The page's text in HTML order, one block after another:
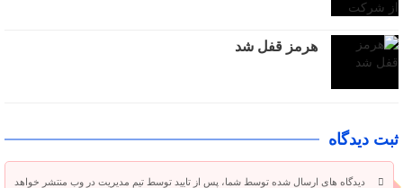
هرمز قفل شد
ثبت دیدگاه
دیدگاه های ارسال شده توسط شما، پس از تایید توسط تیم مدیریت در وب منتشر خواهد